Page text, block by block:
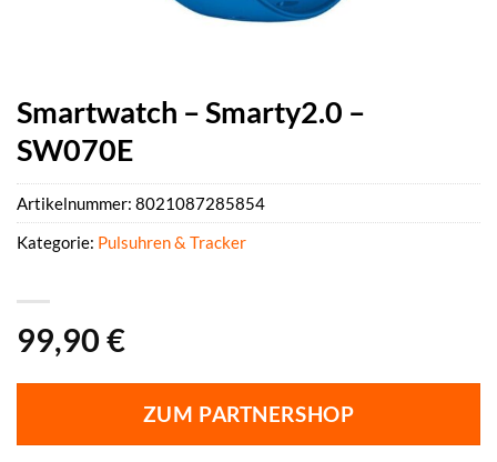
Smartwatch – Smarty2.0 –
SW070E
99,90 €
ZUM PARTNERSHOP
Artikelnummer: 8021087285854
Kategorie: Pulsuhren & Tracker